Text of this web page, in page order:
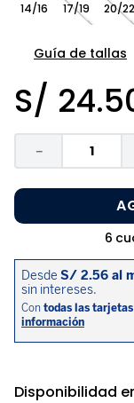
14/16 17/19 20/22
Guía de tallas
S/ 24.
－
6
Disponibilidad
sandalias niño